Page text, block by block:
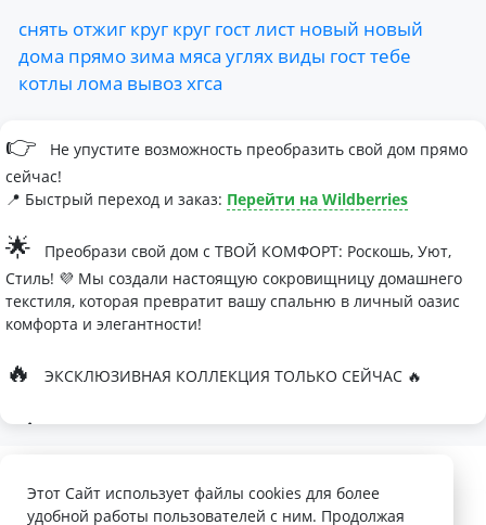
снять отжиг круг круг гостлист новый новый
дома прямозима мяса углях виды госттебе
котлы лома вывозхгса
👉
Не упустите возможность преобразить свой дом прямо
сейчас!
📍 Быстрый переход и заказ: Перейти на Wildberries
🌟
Преобрази свой дом с ТВОЙ КОМФОРТ: Роскошь, Уют,
Стиль! 💜 Мы создали настоящую сокровищницу домашнего
текстиля, которая превратит вашу спальню в личный оазис
комфорта и элегантности!
🔥 ЭКСКЛЮЗИВНАЯ КОЛЛЕКЦИЯ ТОЛЬКО СЕЙЧАС 🔥
🛏
Палитра изысканных оттенков:
Этот Сайт использует файлы cookies для более
удобной работы пользователей с ним. Продолжая